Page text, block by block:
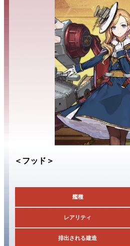
＜フッド＞
艦種
レアリティ
排出される建造